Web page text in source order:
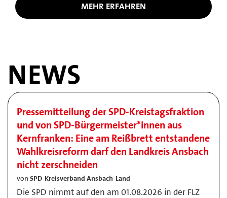
MEHR ERFAHREN
NEWS
Pressemitteilung der SPD-Kreistagsfraktion
und von SPD-Bürgermeister*innen aus
Kernfranken: Eine am Reißbrett entstandene
Wahlkreisreform darf den Landkreis Ansbach
nicht zerschneiden
von SPD-Kreisverband Ansbach-Land
Die SPD nimmt auf den am 01.08.2026 in der FLZ